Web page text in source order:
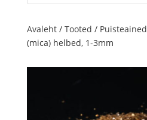
Avaleht/ Tooted / Puisteained
(mica) helbed, 1-3mm